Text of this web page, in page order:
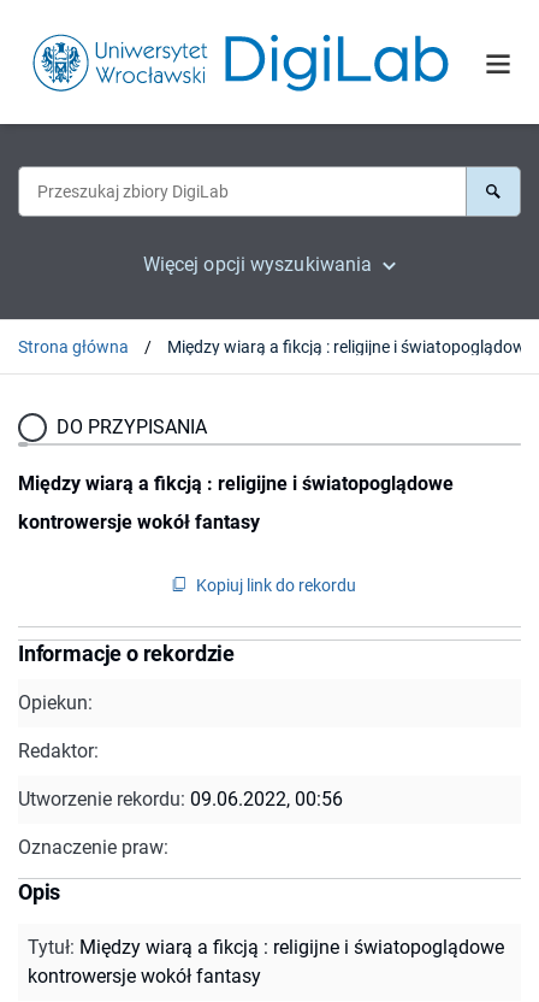
Więcej opcji wyszukiwania
Strona główna
DO PRZYPISANIA
Między wiarą a fikcją : religijne i światopoglądowe
kontrowersje wokół fantasy
Kopiuj link do rekordu
Informacje o rekordzie
Opiekun:
Redaktor:
Utworzenie rekordu: 09.06.2022, 00:56
Oznaczenie praw:
Opis
Tytuł: Między wiarą a fikcją : religijne i światopoglądowe
kontrowersje wokół fantasy